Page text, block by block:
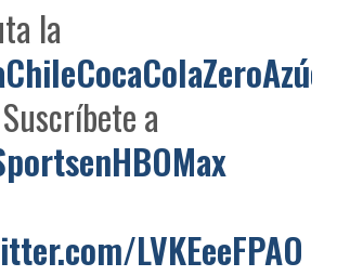
la
a
LVKEeeFPAO